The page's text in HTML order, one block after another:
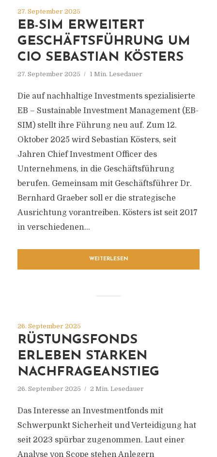
27. September 2025
EB-SIM ERWEITERT
GESCHÄFTSFÜHRUNG UM
CIO SEBASTIAN KÖSTERS
27. September 2025 1 Min. Lesedauer
Die auf nachhaltige Investments spezialisierte
EB – Sustainable Investment Management (EB-
SIM) stellt ihre Führung neu auf. Zum 12.
Oktober 2025 wird Sebastian Kösters, seit
Jahren Chief Investment Officer des
Unternehmens, in die Geschäftsführung
berufen. Gemeinsam mit Geschäftsführer Dr.
Bernhard Graeber soll er die strategische
Ausrichtung vorantreiben. Kösters ist seit 2017
in verschiedenen...
WEITERLESEN
26. September 2025
RÜSTUNGSFONDS
ERLEBEN STARKEN
NACHFRAGEANSTIEG
26. September 2025 2 Min. Lesedauer
Das Interesse an Investmentfonds mit
Schwerpunkt Sicherheit und Verteidigung hat
seit 2023 spürbar zugenommen. Laut einer
Analyse von Scope stehen Anlegern